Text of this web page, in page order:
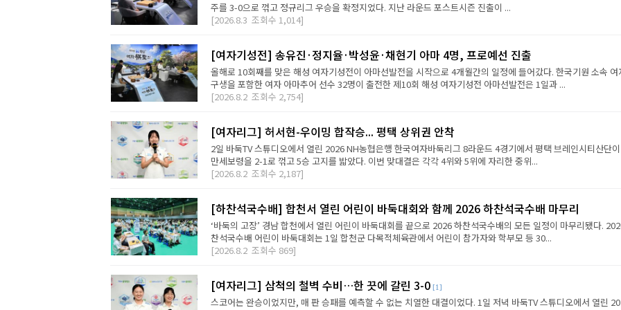
주를 3-0으로 꺾고 정규리그 우승을 확정지었다. 지난 라운드 포스트시즌 진출이 ...
[2026.8.3 조회수 1,014]
[여자기성전] 송유진·정지율·박성윤·채현기 아마 4명, 프로예선 진출
올해로 10회째를 맞은 해성 여자기성전이 아마선발전을 시작으로 4개월간의 일정에 들어갔다. 한국기원 소속 여
구생을 포함한 여자 아마추어 선수 32명이 출전한 제10회 해성 여자기성전 아마선발전은 1일과 ...
[2026.8.2 조회수 2,754]
[여자리그] 허서현-우이밍 합작승... 평택 상위권 안착
2일 바둑TV 스튜디오에서 열린 2026 NH농협은행 한국여자바둑리그 8라운드 4경기에서 평택 브레인시티산단
만세보령을 2-1로 꺾고 5승 고지를 밟았다. 이번 맞대결은 각각 4위와 5위에 자리한 중위...
[2026.8.2 조회수 2,187]
[하찬석국수배] 합천서 열린 어린이 바둑대회와 함께 2026 하찬석국수배 마무리
‘바둑의 고장’ 경남 합천에서 열린 어린이 바둑대회를 끝으로 2026 하찬석국수배의 모든 일정이 마무리됐다.
찬석국수배 어린이 바둑대회는 1일 합천군 다목적체육관에서 어린이 참가자와 학부모 등 30...
[2026.8.2 조회수 869]
[여자리그] 삼척의 철벽 수비…한 끗에 갈린 3-0 [1]
스코어는 완승이었지만, 매 판 승패를 예측할 수 없는 치열한 대결이었다. 1일 저녁 바둑TV 스튜디오에서 열린